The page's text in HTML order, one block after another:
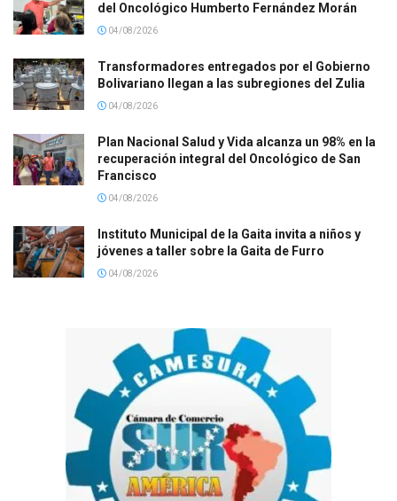
del Oncológico Humberto Fernández Morán
04/08/2026
Transformadores entregados por el Gobierno
Bolivariano llegan a las subregiones del Zulia
04/08/2026
Plan Nacional Salud y Vida alcanza un 98% en la
recuperación integral del Oncológico de San
Francisco
04/08/2026
Instituto Municipal de la Gaita invita a niños y
jóvenes a taller sobre la Gaita de Furro
04/08/2026